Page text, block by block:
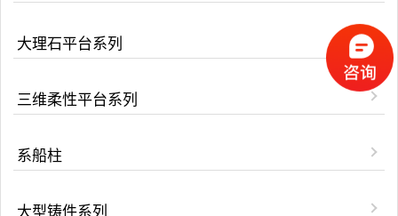
大理石平台系列
三维柔性平台系列
系船柱
大型铸件系列